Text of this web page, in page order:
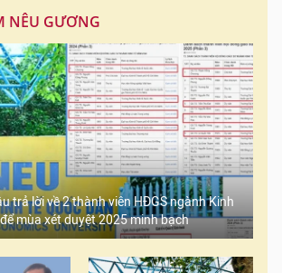
NÊU GƯƠNG
trả lời về 2 thành viên HĐGS ngành Kinh
mùa xét duyệt 2025 minh bạch